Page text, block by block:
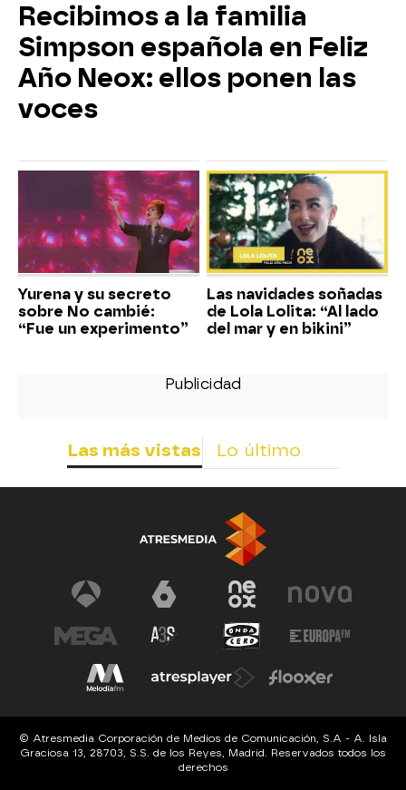
Recibimos a la familia
Simpson española en Feliz
Año Neox: ellos ponen las
voces
Yurena y su secreto
sobre No cambié:
“Fue un experimento”
Las navidades soñadas
de Lola Lolita: “Al lado
del mar y en bikini”
Las más vistas Lo último
© Atresmedia Corporación de Medios de Comunicación, S.A - A. Isla
Graciosa 13, 28703, S.S. de los Reyes, Madrid. Reservados todos los
derechos